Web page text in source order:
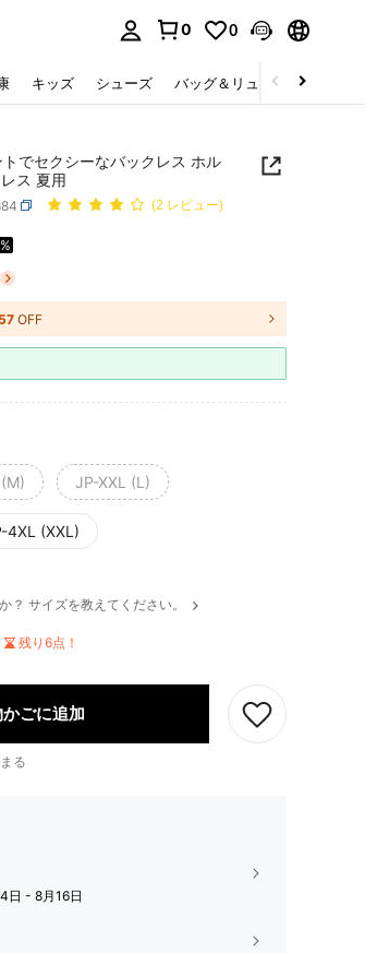
0 0
キッズ シューズ バッグ＆リュック
でセクシーなバックレス ホル
ス 夏用
(2 レビュー)
OFF
JP-XXL (L)
4XL (XXL)
？ サイズを教えてください。
残り6点！
ごに追加
る
日 - 8月16日